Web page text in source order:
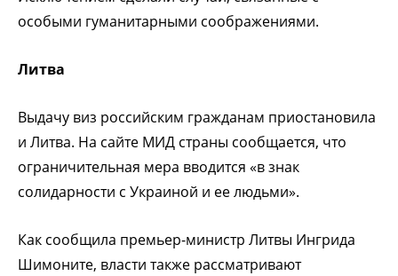
особыми гуманитарными соображениями.
Литва
Выдачу виз российским гражданам приостановила
и Литва. На сайте МИД страны сообщается, что
ограничительная мера вводится «в знак
солидарности с Украиной и ее людьми».
Как сообщила премьер-министр Литвы Ингрида
Шимоните, власти также рассматривают